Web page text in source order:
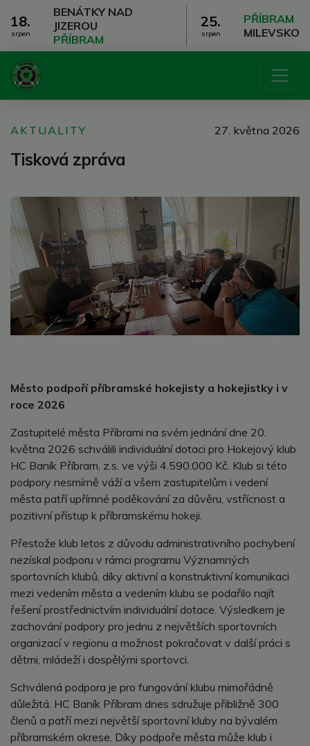
18.
srpen
BENÁTKY NAD
JIZEROU
PŘÍBRAM
25.
srpen
PŘÍBRAM
MILEVSKO
AKTUALITY 27. května 2026
Tisková zpráva
Město podpoří příbramské hokejisty a hokejistky i v
roce 2026
Zastupitelé města Příbrami na svém jednání dne 20.
května 2026 schválili individuální dotaci pro Hokejový klub
HC Baník Příbram, z.s. ve výši 4.590.000 Kč. Klub si této
podpory nesmírně váží a všem zastupitelům i vedení
města patří upřímné poděkování za důvěru, vstřícnost a
pozitivní přístup k příbramskému hokeji.
Přestože klub letos z důvodu administrativního pochybení
nezískal podporu v rámci programu Významných
sportovních klubů, díky aktivní a konstruktivní komunikaci
mezi vedením města a vedením klubu se podařilo najít
řešení prostřednictvím individuální dotace. Výsledkem je
zachování podpory pro jednu z největších sportovních
organizací v regionu a možnost pokračovat v další práci s
dětmi, mládeží i dospělými sportovci.
Schválená podpora je pro fungování klubu mimořádně
důležitá. HC Baník Příbram dnes sdružuje přibližně 300
členů a patří mezi největší sportovní kluby na bývalém
příbramském okrese. Díky podpoře města může klub i